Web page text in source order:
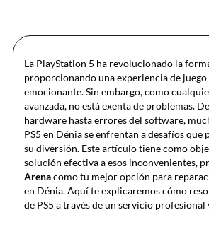
La PlayStation 5 ha revolucionado la
proporcionando una experiencia de
emocionante. Sin embargo, como
avanzada, no está exenta de problemas.
hardware hasta errores del software,
PS5 en Dénia se enfrentan a desafíos
su diversión. Este artículo tiene como
solución efectiva a esos inconvenientes,
Arenacomo tu mejor opción para
en Dénia. Aquí te explicaremos cómo
de PS5 a través de un servicio profesional